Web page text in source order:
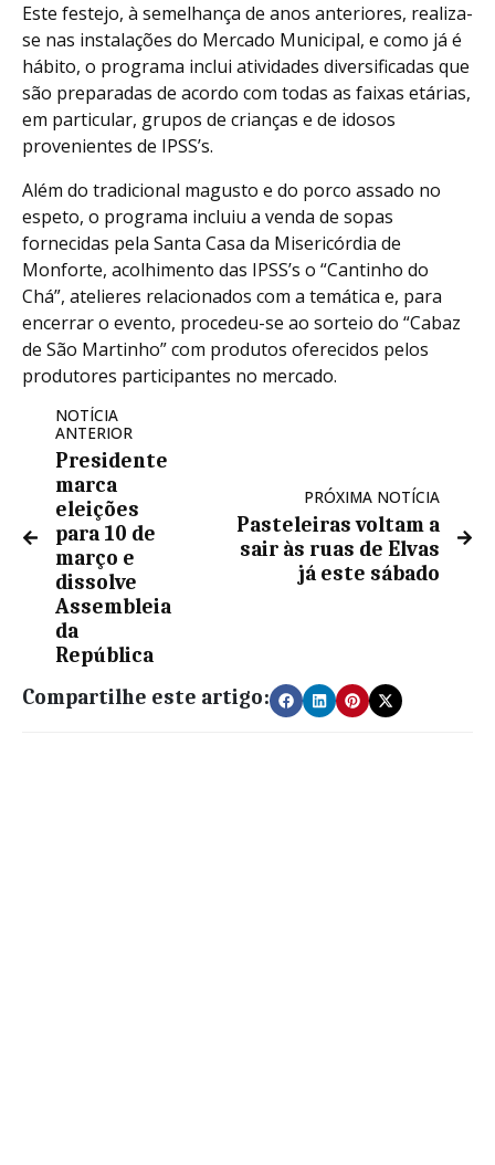
Este festejo, à semelhança de anos anteriores, realiza-
se nas instalações do Mercado Municipal, e como já é
hábito, o programa inclui atividades diversificadas que
são preparadas de acordo com todas as faixas etárias,
em particular, grupos de crianças e de idosos
provenientes de IPSS’s.
Além do tradicional magusto e do porco assado no
espeto, o programa incluiu a venda de sopas
fornecidas pela Santa Casa da Misericórdia de
Monforte, acolhimento das IPSS’s o “Cantinho do
Chá”, atelieres relacionados com a temática e, para
encerrar o evento, procedeu-se ao sorteio do “Cabaz
de São Martinho” com produtos oferecidos pelos
produtores participantes no mercado.
NOTÍCIA
ANTERIOR
Presidente
marca
eleições
para 10 de
março e
dissolve
Assembleia
da
República
PRÓXIMA NOTÍCIA
Pasteleiras voltam a
sair às ruas de Elvas
já este sábado
Compartilhe este artigo: